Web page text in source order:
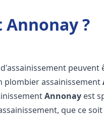
?
plombier assainissement
Annonay est
que ce